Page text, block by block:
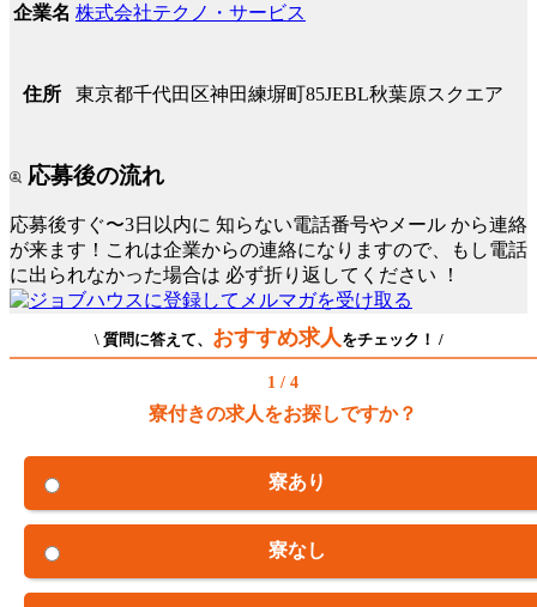
企業名 株式会社テクノ・サービス
住所 東京都千代田区神田練塀町85JEBL秋葉原スクエア
応募後の流れ
応募後すぐ〜3日以内に 知らない電話番号やメール から連絡
が来ます！これは企業からの連絡になりますので、もし電話
に出られなかった場合は 必ず折り返してください ！
\ 質問に答えて、 おすすめ求人をチェック！ /
1 / 4
寮付きの求人をお探しですか？
寮あり
寮なし